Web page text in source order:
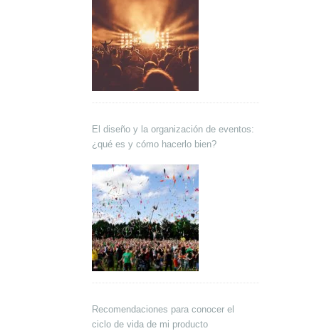
El diseño y la organización de eventos:
¿qué es y cómo hacerlo bien?
Recomendaciones para conocer el
ciclo de vida de mi producto